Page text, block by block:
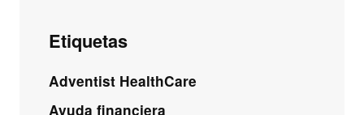
Etiquetas
Adventist HealthCare
Ayuda financiera